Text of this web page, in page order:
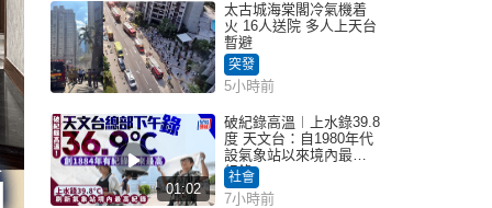
太古城海棠閣冷氣機着
火 16人送院 多人上天台
暫避
突發
5小時前
01:02
破紀錄高溫︱上水錄39.8
度 天文台：自1980年代
設氣象站以來境內最高
紀錄
社會
7小時前